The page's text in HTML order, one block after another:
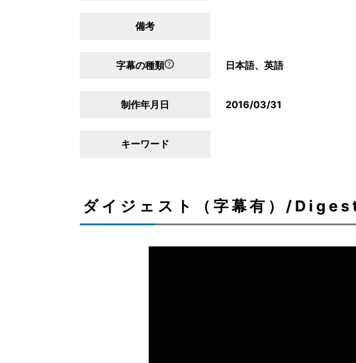
備考
字幕の種類 日本語、英語
制作年月日 2016/03/31
キーワード
ダイジェスト（字幕有）/